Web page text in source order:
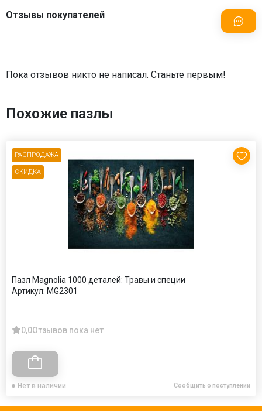
Отзывы покупателей
Пока отзывов никто не написал. Станьте первым!
Похожие пазлы
РАСПРОДАЖА
СКИДКА
Пазл Magnolia 1000 деталей: Травы и специи
Артикул: MG2301
0,0Отзывов пока нет
Нет в наличии Сообщить о поступлении